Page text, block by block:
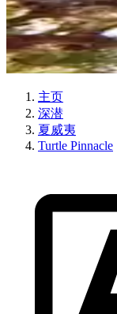
主页
深潜
夏威夷
Turtle Pinnacle